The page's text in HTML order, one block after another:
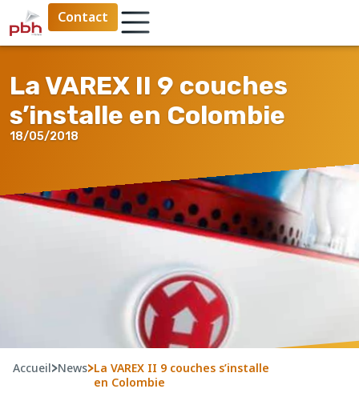
Contact
La VAREX II 9 couches
s’installe en Colombie
18/05/2018
Accueil>News>La VAREX II 9 couches s’installe
en Colombie